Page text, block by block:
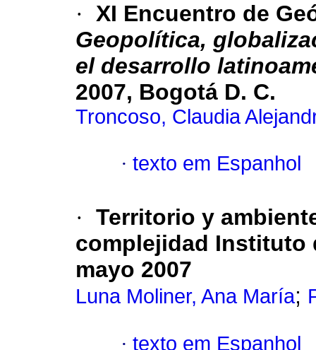
· XI Encuentro de
Geopolítica,
el desarrollo
2007, Bogotá D. C.
Troncoso, Claudia
· texto em Espanhol
· Territorio y
complejidad Instituto
mayo 2007
Luna Moliner, Ana María;
· texto em Espanhol